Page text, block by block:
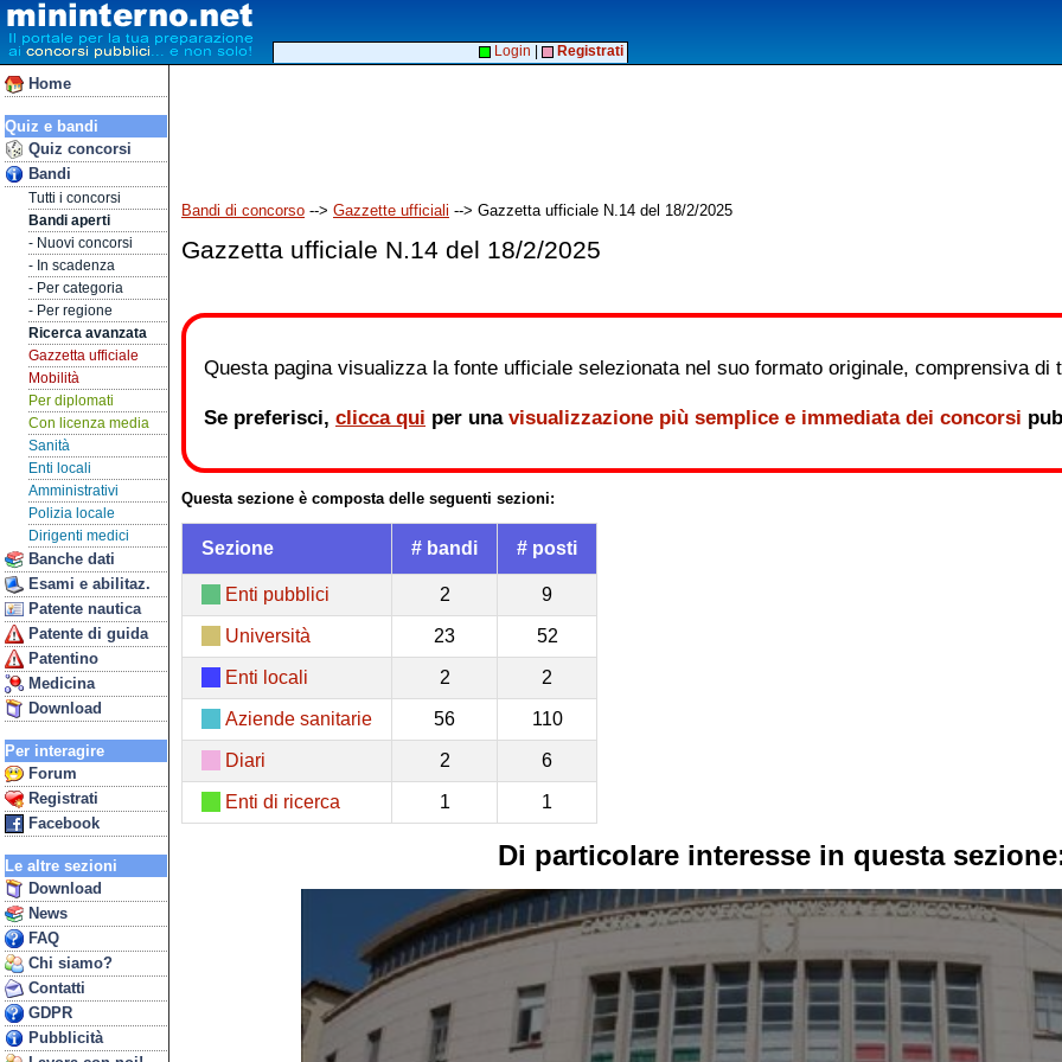
Home
Quiz e bandi
Quiz concorsi
Bandi
Tutti i concorsi
Bandi aperti
- Nuovi concorsi
- In scadenza
- Per categoria
- Per regione
Ricerca avanzata
Gazzetta ufficiale
Mobilità
Per diplomati
Con licenza media
Sanità
Enti locali
Amministrativi
Polizia locale
Dirigenti medici
Banche dati
Esami e abilitaz.
Patente nautica
Patente di guida
Patentino
Medicina
Download
Per interagire
Forum
Registrati
Facebook
Le altre sezioni
Download
News
FAQ
Chi siamo?
Contatti
GDPR
Pubblicità
Login Registrati
Bandi di concorso --> Gazzette ufficiali --> Gazzetta ufficiale N.14 del 18/2/2025
Gazzetta ufficiale N.14 del 18/2/2025
Questa pagina visualizza la fonte ufficiale selezionata nel suo formato originale, comprensiva
Se preferisci, clicca qui per una visualizzazione più semplice e immediata dei concorsi
Questa sezione è composta delle seguenti sezioni:
Sezione # bandi # posti
Enti pubblici 2 9
Università 23 52
Enti locali 2 2
Aziende sanitarie 56 110
Diari 2 6
Enti di ricerca 1 1
Di particolare interesse in questa